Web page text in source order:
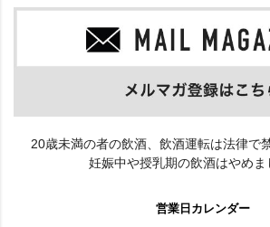
20歳未満の者の飲酒、飲酒運転は法律で
妊娠中や授乳期の飲酒はやめま
営業日カレンダー